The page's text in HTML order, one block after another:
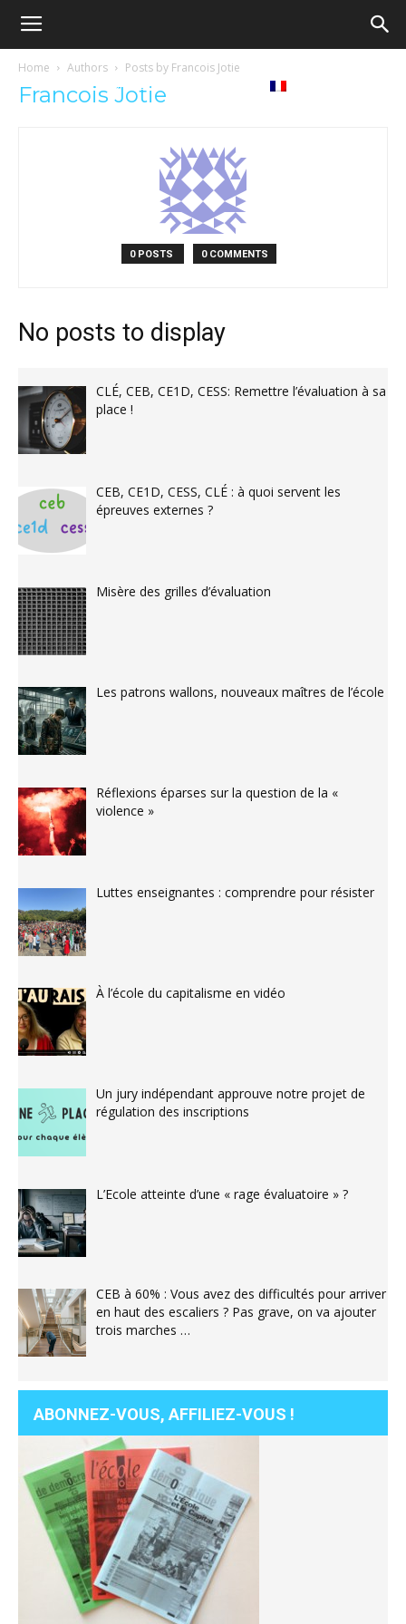
Ecole
démocratique
school
Médiathèque
Home Authors Posts by Francois Jotie
Francois Jotie
0 POSTS 0 COMMENTS
No posts to display
CLÉ, CEB, CE1D, CESS: Remettre l’évaluation à sa
place !
CEB, CE1D, CESS, CLÉ : à quoi servent les
épreuves externes ?
Misère des grilles d’évaluation
Les patrons wallons, nouveaux maîtres de l’école
Réflexions éparses sur la question de la «
violence »
Luttes enseignantes : comprendre pour résister
À l’école du capitalisme en vidéo
Un jury indépendant approuve notre projet de
régulation des inscriptions
L’Ecole atteinte d’une « rage évaluatoire » ?
CEB à 60% : Vous avez des difficultés pour arriver
en haut des escaliers ? Pas grave, on va ajouter
trois marches …
ABONNEZ-VOUS, AFFILIEZ-VOUS !